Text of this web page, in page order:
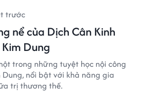
trước
nể của Dịch Cân Kinh
Dung
trong những tuyệt học nội công
nổi bật với khả năng gia
trị thương thế.